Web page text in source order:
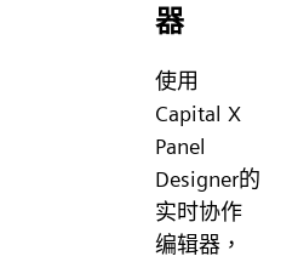
器
使用
Capital X
Panel
Designer的
实时协作
编辑器，